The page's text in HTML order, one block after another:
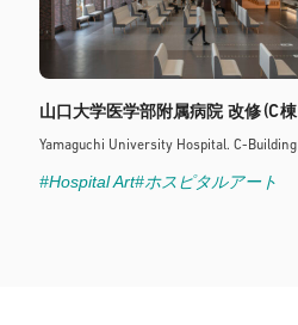
山口大学医学部附属病院 改修(C棟
Yamaguchi University Hospital. C-Building
#Hospital Art#ホスピタルアート